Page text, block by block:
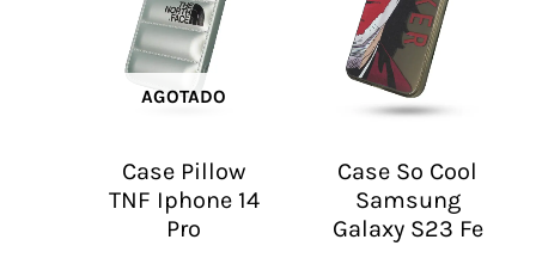
AGOTADO
Case Pillow
TNF Iphone 14
Pro
Case So Cool
Samsung
Galaxy S23 Fe